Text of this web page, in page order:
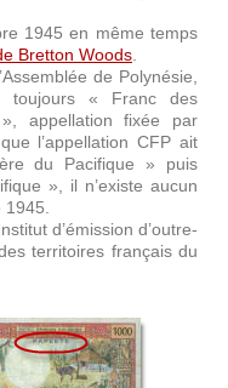
1945 en même temps
Bretton Woods
de Polynésie,
toujours « Franc des
appellation fixée par
l’appellation CFP ait
du Pacifique » puis
», il n’existe aucun
d’émission d’outre-
territoires français du